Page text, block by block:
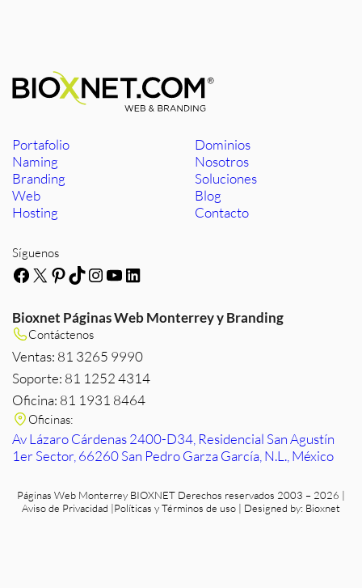
Portafolio
Naming
Branding
Web
Hosting
Dominios
Nosotros
Soluciones
Blog
Contacto
Síguenos
Facebook
X Pinterest
TikTok
Instagram
YouTube
LinkedIn
Bioxnet Páginas Web Monterrey y Branding
Contáctenos
Ventas: 81 3265 9990
Soporte: 81 1252 4314
Oficina: 81 1931 8464
Oficinas:
Av Lázaro Cárdenas 2400-D34, Residencial San Agustín
1er Sector, 66260 San Pedro Garza García, N.L., México
Páginas Web Monterrey BIOXNET Derechos reservados 2003 – 2026 |
Aviso de Privacidad |Políticas y Términos de uso | Designed by: Bioxnet